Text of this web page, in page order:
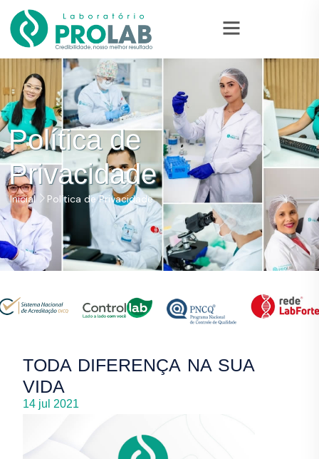
Política de
Privacidade
Inicial Política de Privacidade
TODA DIFERENÇA NA SUA
VIDA
14 jul 2021